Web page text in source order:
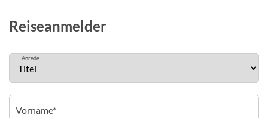
Reiseanmelder
Anrede